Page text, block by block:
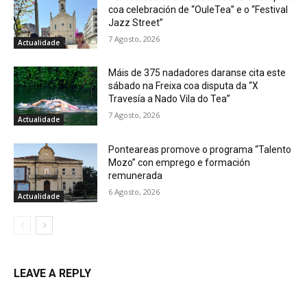
Actualidade
coa celebración de “OuleTea” e o “Festival
Jazz Street”
7 Agosto, 2026
Actualidade
Máis de 375 nadadores daranse cita este
sábado na Freixa coa disputa da “X
Travesía a Nado Vila do Tea”
7 Agosto, 2026
Actualidade
Ponteareas promove o programa “Talento
Mozo” con emprego e formación
remunerada
6 Agosto, 2026
LEAVE A REPLY